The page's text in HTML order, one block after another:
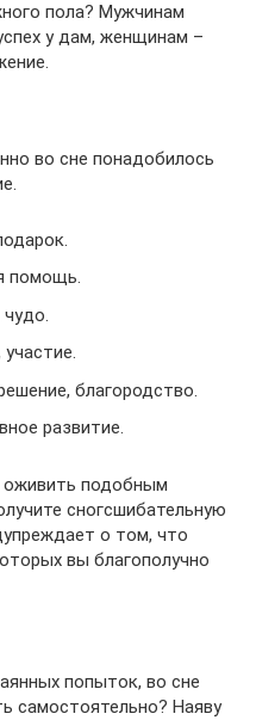
пола? Мужчинам
у дам, женщинам –
во сне понадобилось
помощь.
благородство.
развитие.
оживить подобным
сногсшибательную
о том, что
вы благополучно
попыток, во сне
самостоятельно? Наяву